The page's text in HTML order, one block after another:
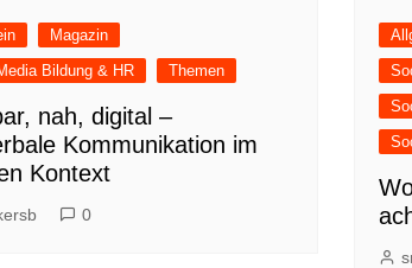
Magazin
Bildung & HR
Themen
nah, digital –
Kommunikation im
Kontext
0